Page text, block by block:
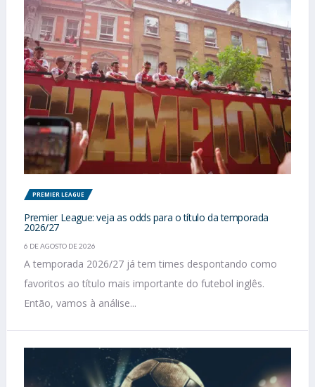
PREMIER LEAGUE
Premier League: veja as odds para o título da temporada
2026/27
6 DE AGOSTO DE 2026
A temporada 2026/27 já tem times despontando como
favoritos ao título mais importante do futebol inglês.
Então, vamos à análise...